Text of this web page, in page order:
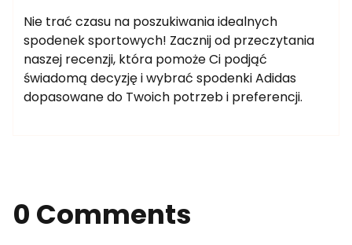
Nie trać czasu na poszukiwania idealnych
spodenek sportowych! Zacznij od przeczytania
naszej recenzji, która pomoże Ci podjąć
świadomą decyzję i wybrać spodenki Adidas
dopasowane do Twoich potrzeb i preferencji.
0 Comments